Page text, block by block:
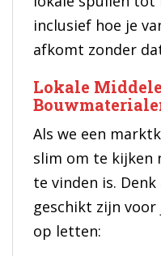
inclusief hoe je
afkomt zonder
Lokale
Als we een
slim om te kijken
te vinden is.
geschikt zijn
op letten: